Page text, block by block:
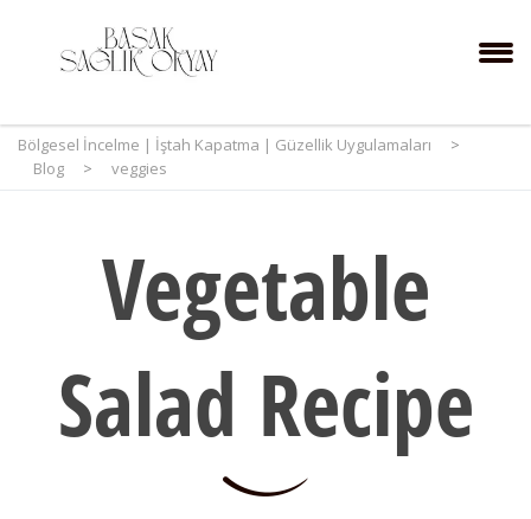
Bölgesel İncelme | İştah Kapatma | Güzellik Uygulamaları
>
Blog
> veggies
Vegetable
Salad Recipe